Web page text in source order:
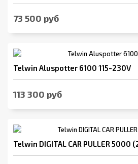
73 500 руб
Telwin Aluspotter 6100 115-230V
113 300 руб
Telwin DIGITAL CAR PULLER 5000